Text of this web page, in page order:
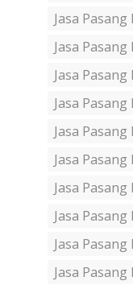
Jasa
Jasa
Jasa
Jasa
Jasa
Jasa
Jasa
Jasa
Jasa
Jasa